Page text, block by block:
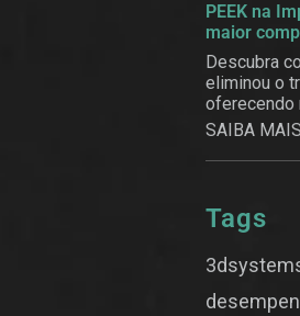
PEEK na
maior
Descubra
eliminou o
oferecendo
estrutural.
SAIBA MAIS
Tags